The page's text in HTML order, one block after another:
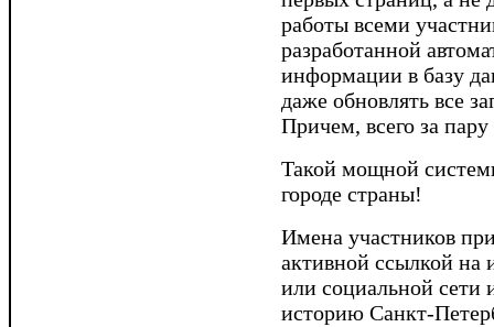
работы всеми
разработанной
информации в базу
даже обновлять все
Причем, всего за
Такой мощной
городе страны!
Имена участников
активной ссылкой на
или социальной сети
историю Санкт-